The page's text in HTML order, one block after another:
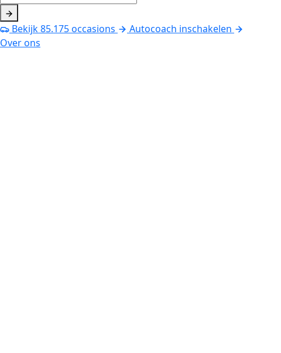
Bekijk85.175occasions
Autocoach inschakelen
Over ons